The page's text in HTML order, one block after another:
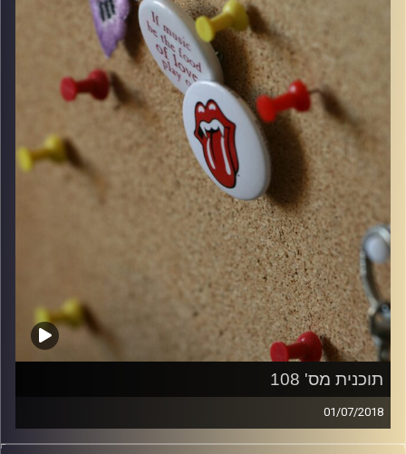
włodi
תוכנית מס' 108
01/07/2018
קלאסיקות רוק עם אורן הוף.